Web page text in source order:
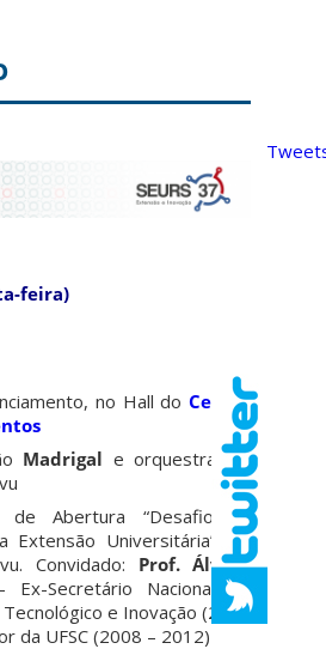
feira)
no Hall doCentro
Madrigal e orquestra, no
de Abertura “Desafios e
Extensão Universitária”, no
Convidado: Prof. Álvaro
Ex-Secretário Nacional de
e Inovação (2014
da UFSC (2008 – 2012)